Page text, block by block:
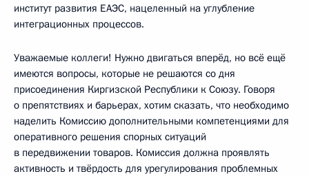
институт развития ЕАЭС, нацеленный на углубление
интеграционных процессов.
Уважаемые коллеги! Нужно двигаться вперёд, но всё ещё
имеются вопросы, которые не решаются со дня
присоединения Киргизской Республики к Союзу. Говоря
о препятствиях и барьерах, хотим сказать, что необходимо
наделить Комиссию дополнительными компетенциями для
оперативного решения спорных ситуаций
в передвижении товаров. Комиссия должна проявлять
активность и твёрдость для урегулирования проблемных